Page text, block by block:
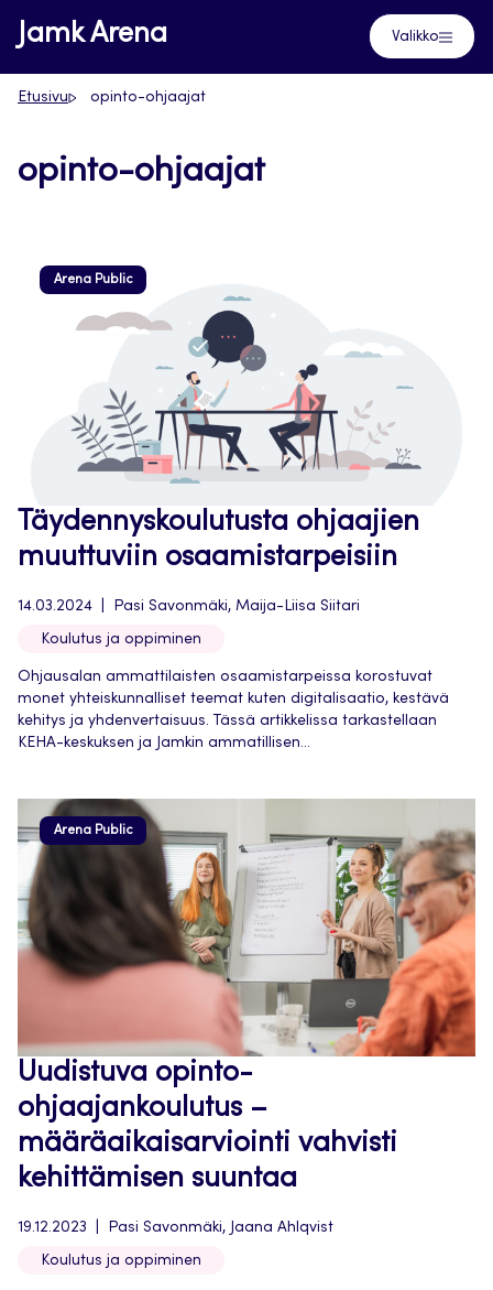
Siirry
suoraan
sisältöön
Jamk Arena Valikko
Etusivu opinto-ohjaajat
opinto-ohjaajat
Arena Public
Täydennyskoulutusta ohjaajien
muuttuviin osaamistarpeisiin
14.03.2024 Pasi Savonmäki, Maija-Liisa Siitari
Koulutus ja oppiminen
Ohjausalan ammattilaisten osaamistarpeissa korostuvat
monet yhteiskunnalliset teemat kuten digitalisaatio, kestävä
kehitys ja yhdenvertaisuus. Tässä artikkelissa tarkastellaan
KEHA-keskuksen ja Jamkin ammatillisen...
Arena Public
Uudistuva opinto-
ohjaajankoulutus –
määräaikaisarviointi vahvisti
kehittämisen suuntaa
19.12.2023 Pasi Savonmäki, Jaana Ahlqvist
Koulutus ja oppiminen